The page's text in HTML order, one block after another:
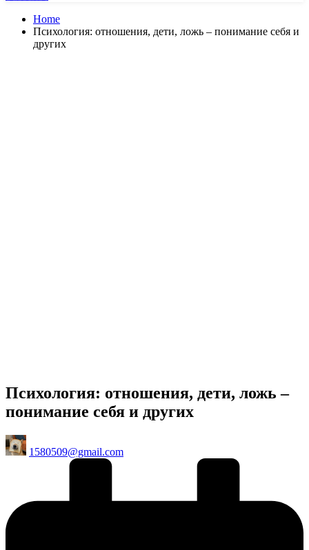
Home
Психология: отношения, дети, ложь – понимание себя и
других
Психология: отношения, дети, ложь –
понимание себя и других
Posted
by
1580509@gmail.com